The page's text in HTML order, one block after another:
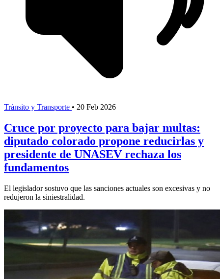
Tránsito y Transporte • 20 Feb 2026
Cruce por proyecto para bajar multas:
diputado colorado propone reducirlas y
presidente de UNASEV rechaza los
fundamentos
El legislador sostuvo que las sanciones actuales son excesivas y no
redujeron la siniestralidad.